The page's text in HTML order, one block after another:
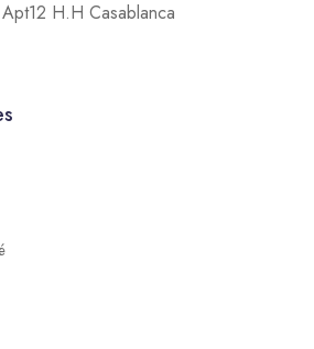
H.H Casablanca